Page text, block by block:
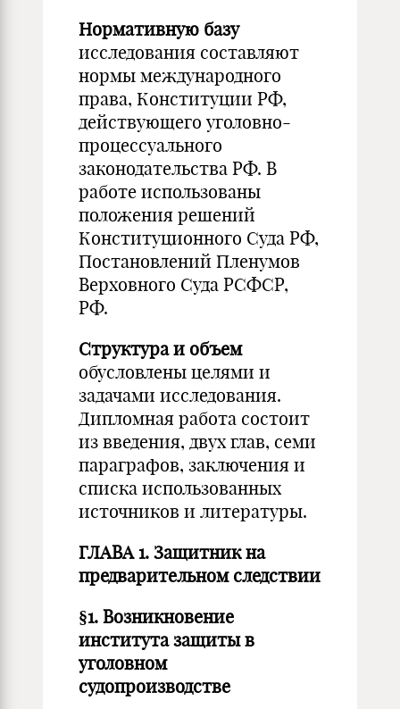
Нормативную базу
исследования составляют
нормы международного
права, Конституции РФ,
действующего уголовно-
процессуального
законодательства РФ. В
работе использованы
положения решений
Конституционного Суда РФ,
Постановлений Пленумов
Верховного Суда РСФСР,
РФ.
Структура и объем
обусловлены целями и
задачами исследования.
Дипломная работа состоит
из введения, двух глав, семи
параграфов, заключения и
списка использованных
источников и литературы.
ГЛАВА 1. Защитник на
предварительном следствии
§1. Возникновение
института защиты в
уголовном
судопроизводстве